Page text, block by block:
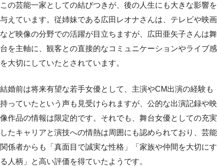
この芸能一家としての結びつきが、後の人生にも大きな影響を
与えています。従姉妹である広田レオナさんは、テレビや映画
など映像の分野での活躍が目立ちますが、広田亜矢子さんは舞
台を主軸に、観客との直接的なコミュニケーションやライブ感
を大切にしていたとされています。
結婚前は将来有望な若手女優として、主演やCM出演の経験も
持っていたという声も見受けられますが、公的な出演記録や映
像作品の情報は限定的です。それでも、舞台女優としての充実
したキャリアと演技への情熱は周囲にも認められており、芸能
関係者からも「真面目で誠実な性格」「家族や仲間を大切にす
る人柄」と高い評価を得ていたようです。